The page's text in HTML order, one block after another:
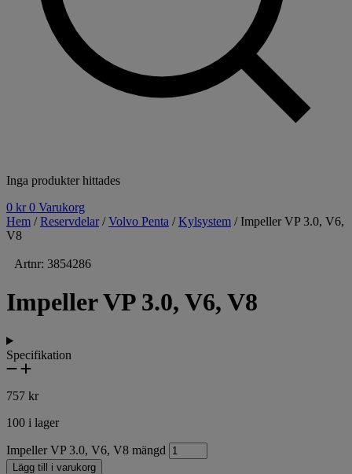
Inga produkter hittades
0 kr 0 Varukorg
Hem /Reservdelar /Volvo Penta /Kylsystem / Impeller VP 3.0, V6,
V8
Artnr: 3854286
Impeller VP 3.0, V6, V8
Specifikation
757 kr
100 i lager
Impeller VP 3.0, V6, V8 mängd
Lägg till i varukorg